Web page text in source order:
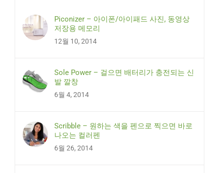
Piconizer – 아이폰/아이패드 사진, 동영상
저장용 메모리
12월 10, 2014
Sole Power – 걸으면 배터리가 충전되는 신
발 깔창
6월 4, 2014
Scribble – 원하는 색을 펜으로 찍으면 바로
나오는 컬러펜
6월 26, 2014